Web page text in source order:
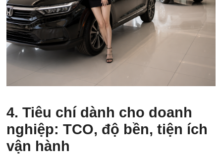
4. Tiêu chí dành cho doanh
nghiệp: TCO, độ bền, tiện ích
vận hành